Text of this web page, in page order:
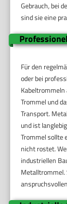
Gebrauch, bei
sind sie eine
Für den
oder bei
Trommel und
Transport.
und ist
Trommel sollte
nicht rostet.
industriellen
Metalltrommel.